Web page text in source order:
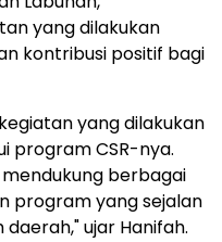
yang dilakukan
kontribusi positif bagi
yang dilakukan
program CSR-nya.
berbagai
program yang sejalan
ujar Hanifah.